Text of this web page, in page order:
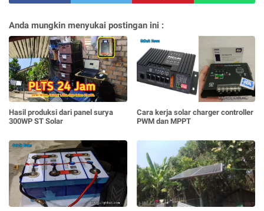
Anda mungkin menyukai postingan ini :
Hasil produksi dari panel surya
300WP ST Solar
Cara kerja solar charger controller
PWM dan MPPT